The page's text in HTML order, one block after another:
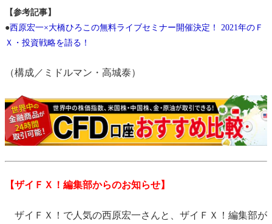
【参考記事】
●西原宏一×大橋ひろこの無料ライブセミナー開催決定！ 2021年のＦ
Ｘ・投資戦略を語る！
（構成／ミドルマン・高城泰）
【ザイＦＸ！編集部からのお知らせ】
ザイＦＸ！で人気の西原宏一さんと、ザイＦＸ！編集部が